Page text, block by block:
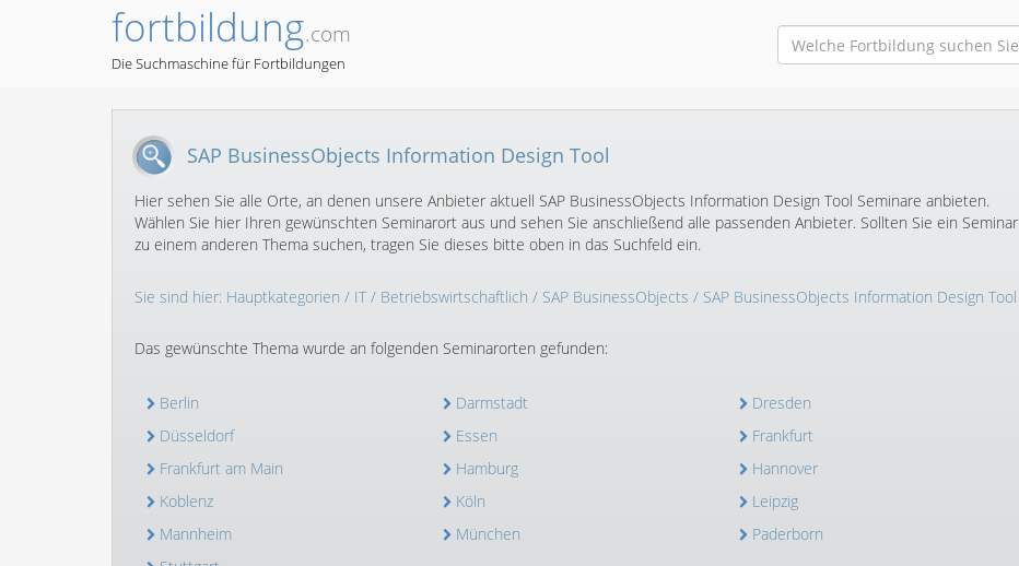
fortbildung.com
Die Suchmaschine für Fortbildungen
SAP BusinessObjects Information Design Tool
Hier sehen Sie alle Orte, an denen unsere Anbieter aktuell SAP BusinessObjects Information Design Tool Seminare anbieten.
Wählen Sie hier Ihren gewünschten Seminarort aus und sehen Sie anschließend alle passenden Anbieter. Sollten Sie ein Seminar
zu einem anderen Thema suchen, tragen Sie dieses bitte oben in das Suchfeld ein.
Sie sind hier: Hauptkategorien / IT/ Betriebswirtschaftlich / SAP BusinessObjects / SAP BusinessObjects Information Design Tool
Das gewünschte Thema wurde an folgenden Seminarorten gefunden:
Berlin Darmstadt
Dresden
Düsseldorf
Essen
Frankfurt
Frankfurt am Main
Hamburg
Hannover
Koblenz
Köln
Leipzig
Mannheim
München
Paderborn